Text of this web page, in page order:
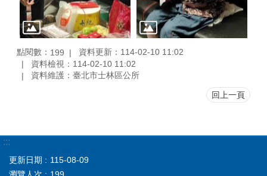
點閱數： 199
資料更新：114-02-10 11:02
資料檢視：114-02-10 11:02
資料維護：臺北市士林區公所
回上一頁
:::
更新日期
115-08-09